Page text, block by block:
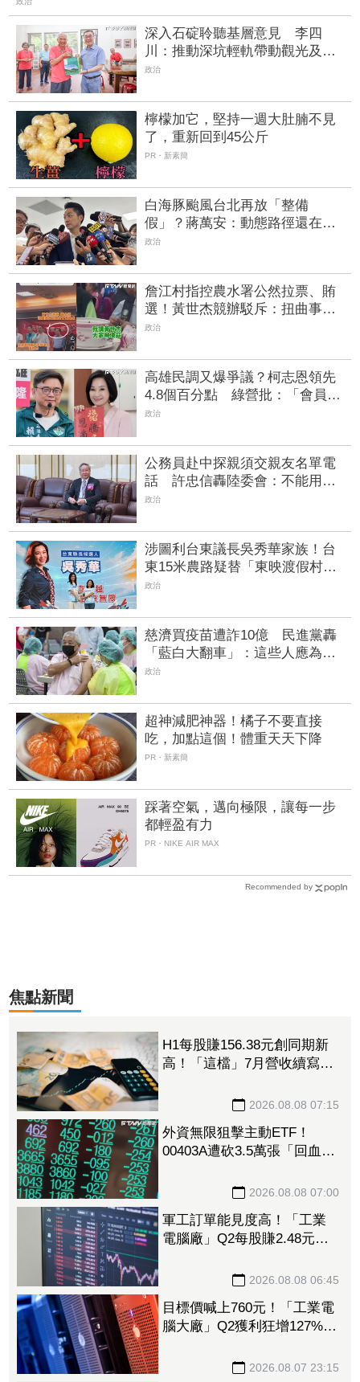
深入石碇聆聽基層意見 李四
川：推動深坑輕軌帶動觀光及產
業發展
政治
檸檬加它，堅持一週大肚腩不見
了，重新回到45公斤
PR・新素簡
白海豚颱風台北再放「整備
假」？蔣萬安：動態路徑還在變
化
政治
詹江村指控農水署公然拉票、賄
選！黃世杰競辦駁斥：扭曲事
實、刻意政治化
政治
高雄民調又爆爭議？柯志恩領先
4.8個百分點 綠營批：「會員
制」投票取暖
政治
公務員赴中探親須交親友名單電
話 許忠信轟陸委會：不能用國
安當藉口無限上綱
政治
涉圖利台東議長吳秀華家族！台
東15米農路疑替「東映渡假村」
開路 農業處長、前科長遭聲押
政治
慈濟買疫苗遭詐10億 民進黨轟
「藍白大翻車」：這些人應為抹
黑道歉
政治
超神減肥神器！橘子不要直接
吃，加點這個！體重天天下降
PR・新素簡
踩著空氣，邁向極限，讓每一步
都輕盈有力
PR・NIKE AIR MAX
Recommended by
焦點新聞
H1每股賺156.38元創同期新
高！「這檔」7月營收續寫新
2026.08.08 07:15
外資無限狙擊主動ETF！
00403A遭砍3.5萬張「回血中
0050也變提款機2026.08.08 07:00
軍工訂單能見度高！「工業
電腦廠」Q2每股賺2.48元
2026.08.08 06:45
目標價喊上760元！「工業電
腦大廠」Q2獲利狂增127%
2026.08.07 23:15